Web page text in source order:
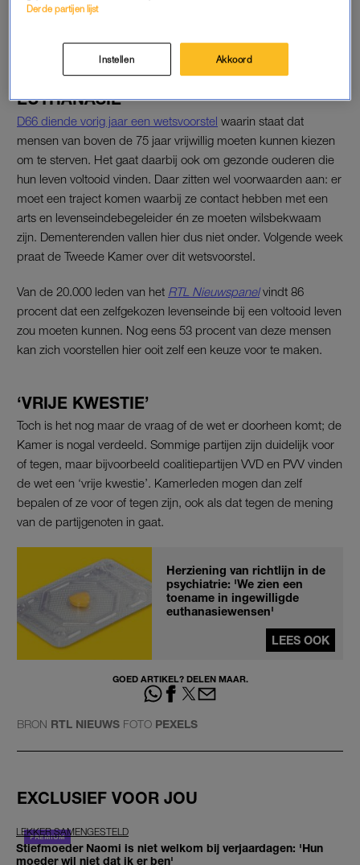
WETSVOORSTEL VERSOEPELING
EUTHANASIE
D66 diende vorig jaar een wetsvoorstel waarin staat dat
mensen van boven de 75 jaar vrijwillig moeten kunnen kiezen
om te sterven. Het gaat daarbij ook om gezonde ouderen die
hun leven voltooid vinden. Daar zitten wel voorwaarden aan: er
moet een traject komen waarbij ze contact hebben met een
arts en levenseindebegeleider én ze moeten wilsbekwaam
zijn. Dementerenden vallen hier dus niet onder. Volgende week
praat de Tweede Kamer over dit wetsvoorstel.
Van de 20.000 leden van het RTL Nieuwspanel vindt 86
procent dat een zelfgekozen levenseinde bij een voltooid leven
zou moeten kunnen. Nog eens 53 procent van deze mensen
kan zich voorstellen hier ooit zelf een keuze voor te maken.
‘VRIJE KWESTIE’
Toch is het nog maar de vraag of de wet er doorheen komt; de
Kamer is nogal verdeeld. Sommige partijen zijn duidelijk voor
of tegen, maar bijvoorbeeld coalitiepartijen VVD en PVV vinden
de wet een ‘vrije kwestie’. Kamerleden mogen dan zelf
bepalen of ze voor of tegen zijn, ook als dat tegen de mening
van de partijgenoten in gaat.
Herziening van richtlijn in de
psychiatrie: 'We zien een
toename in ingewilligde
euthanasiewensen'
LEES OOK
GOED ARTIKEL? DELEN MAAR.
BRON RTL NIEUWS FOTO PEXELS
EXCLUSIEF VOOR JOU
LEKKER SAMENGESTELD
Stiefmoeder Naomi is niet welkom bij verjaardagen: 'Hun
moeder wil niet dat ik er ben'
Derde partijen lijst
Instellen Akkoord